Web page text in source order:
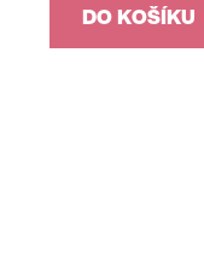
DO KOŠÍKU